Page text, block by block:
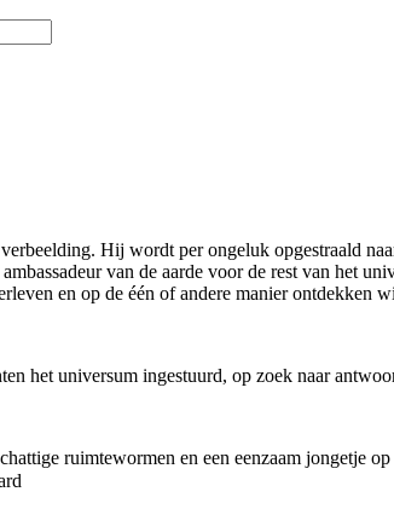
Hij wordt per ongeluk opgestraald
van de aarde voor de rest van het
en op de één of andere manier ontdekken
het universum ingestuurd, op zoek naar
ruimtewormen en een eenzaam jongetje